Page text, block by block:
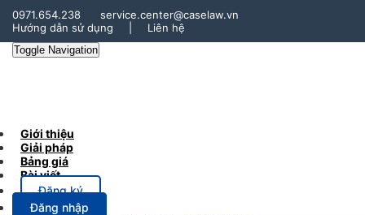
0971.654.238
service.center@caselaw.vn
Hướng dẫn sử dụng
Liên hệ
Toggle Navigation
Giới thiệu
Giải pháp
Bảng giá
Bài viết
Đăng ký
Đăng nhập